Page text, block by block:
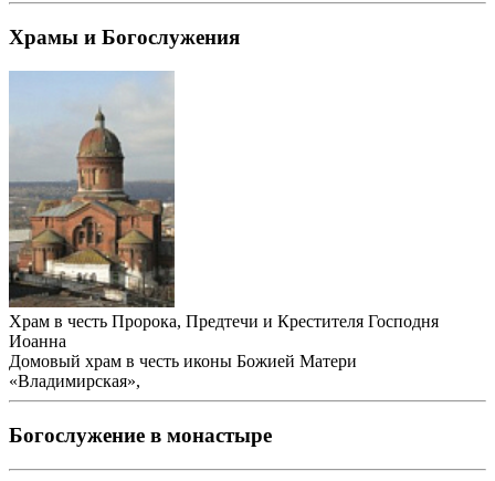
Храмы и Богослужения
Храм в честь Пророка, Предтечи и Крестителя Господня
Иоанна
Домовый храм в честь иконы Божией Матери
«Владимирская»,
Богослужение в монастыре